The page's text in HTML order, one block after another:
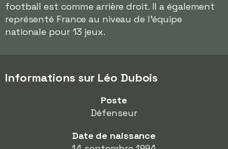
football est comme arrière droit. Il a également
représenté France au niveau de l'équipe
nationale pour 13 jeux.
Informations sur Léo Dubois
Poste
Défenseur
Date de naissance